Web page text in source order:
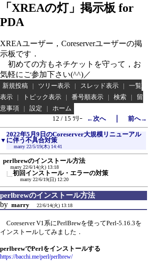
「XREAの灯」掲示板 for
PDA
XREAユーザー，Coreserverユーザーの掲
示板です．
初めての方もネチケットを守って，お
気軽にご参加下さい(^^)／
新規投稿 | ツリー表示 | スレッド表示 |
一覧
表示
| トピック表示 | 番号順表示 | 検索 |
留
意事項
| 設定 |
ホーム
12 / 15 ﾂﾘｰ
←次へ｜ 前へ→
▼
2022年5月9日のCoreserver大規模リニューアル
に伴う不具合対策
marry 22/5/19(木) 14:41
perlbrewのインストール方法
marry 22/6/14(火) 13:18
初回インストール・エラーの対策
marry 22/6/19(日) 12:20
perlbrewのインストール方法
by marry 22/6/14(火) 13:18
Coreserver V1系にPerlBrewを使ってPerl-5.16.3を
インストールしてみました．
perlbrewでPerlをインストールする
https://bacchi.me/perl/perlbrew/